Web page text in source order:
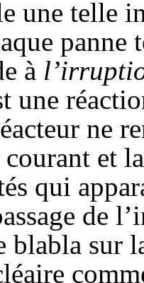
une telle
panne
à l’
une
ne
et
qui
de
blabla sur